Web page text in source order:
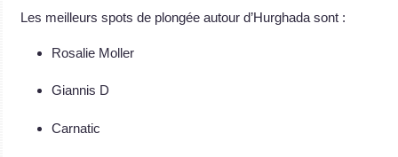
Les meilleurs spots de plongée autour d’Hurghada sont :
Rosalie Moller
Giannis D
Carnatic